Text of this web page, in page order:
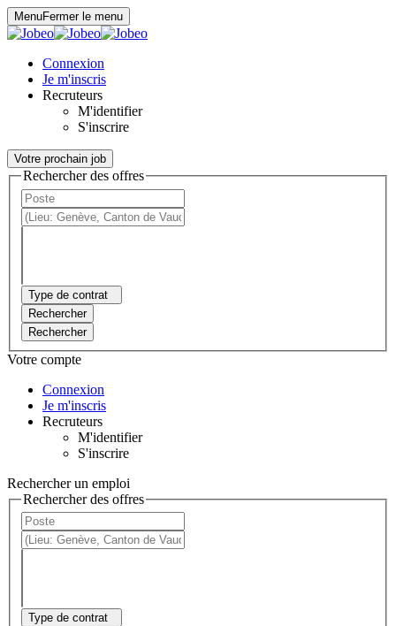
MenuFermer le menu
Connexion
Je m'inscris
Recruteurs
M'identifier
S'inscrire
Votre prochain job
Rechercher des offres
Type de contrat
Rechercher
Rechercher
Votre compte
Connexion
Je m'inscris
Recruteurs
M'identifier
S'inscrire
Rechercher un emploi
Rechercher des offres
Type de contrat
Panneau de gestion des cookies